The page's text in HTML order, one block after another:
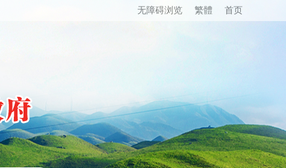
首页
繁體
无障碍浏览